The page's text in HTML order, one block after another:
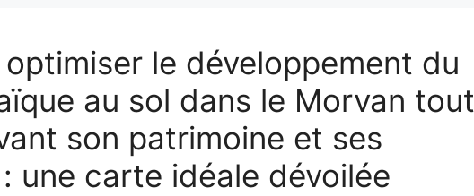
le développement du
au sol dans le Morvan tout
son patrimoine et ses
une carte idéale dévoilée